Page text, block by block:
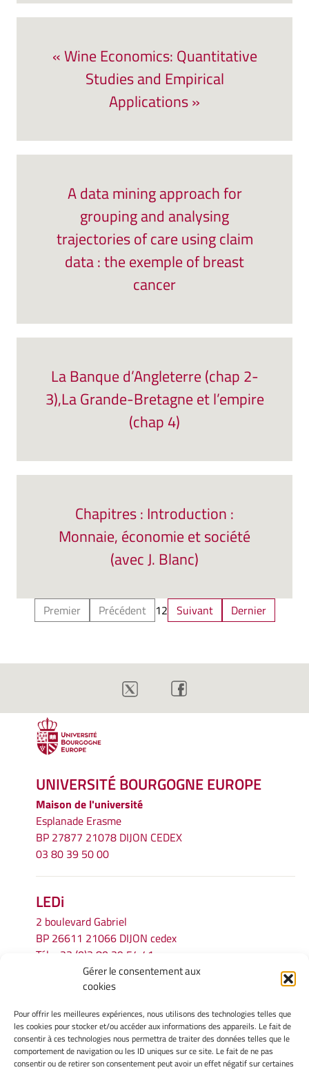
Gérer le consentement aux
cookies
Pour offrir les meilleures expériences, nous utilisons des technologies telles que
les cookies pour stocker et/ou accéder aux informations des appareils. Le fait de
consentir à ces technologies nous permettra de traiter des données telles que le
comportement de navigation ou les ID uniques sur ce site. Le fait de ne pas
consentir ou de retirer son consentement peut avoir un effet négatif sur certaines
« Wine Economics: Quantitative
Studies and Empirical
Applications »
A data mining approach for
grouping and analysing
trajectories of care using claim
data : the exemple of breast
cancer
La Banque d’Angleterre (chap 2-
3),La Grande-Bretagne et l’empire
(chap 4)
Chapitres : Introduction :
Monnaie, économie et société
(avec J. Blanc)
Premier Précédent 12 Suivant Dernier
UNIVERSITÉ BOURGOGNE EUROPE
Maison de l'université
Esplanade Erasme
BP 27877 21078 DIJON CEDEX
03 80 39 50 00
LEDi
2 boulevard Gabriel
BP 26611 21066 DIJON cedex
Tél.
+33 (0)3 80 39 54 41
secretariat.ledi@u-bourgogne.fr
INFORMATIONS LÉGALES
Mentions légales
Gérer mes cookies